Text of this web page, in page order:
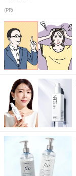
(PR)